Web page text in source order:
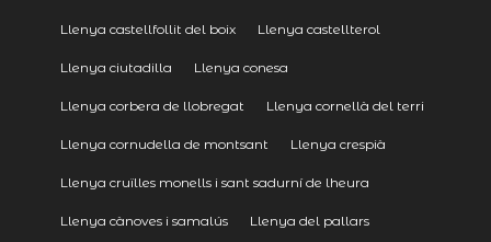
Llenya castellfollit del boix Llenya castellterol
Llenya ciutadilla Llenya conesa
Llenya corbera de llobregat Llenya cornellà del terri
Llenya cornudella de montsant Llenya crespià
Llenya cruïlles monells i sant sadurní de lheura
Llenya cànoves i samalús Llenya del pallars